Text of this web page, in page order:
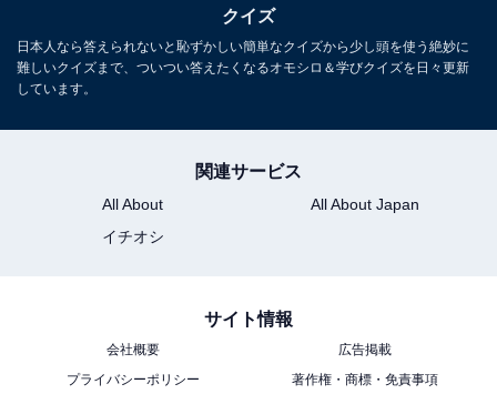
クイズ
日本人なら答えられないと恥ずかしい簡単なクイズから少し頭を使う絶妙に
難しいクイズまで、ついつい答えたくなるオモシロ＆学びクイズを日々更新
しています。
関連サービス
All About
All About Japan
イチオシ
サイト情報
会社概要
広告掲載
プライバシーポリシー
著作権・商標・免責事項